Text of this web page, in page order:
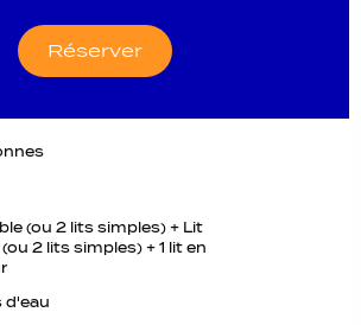
Réserver
(ou 2 lits simples) + Lit
2 lits simples) + 1 lit en
d'eau